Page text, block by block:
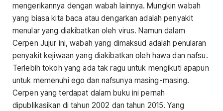
mengerikannya dengan wabah lainnya. Mungkin wabah
yang biasa kita baca atau dengarkan adalah penyakit
menular yang diakibatkan oleh virus. Namun dalam
Cerpen Jujur ini, wabah yang dimaksud adalah penularan
penyakit kejiwaan yang diakibatkan oleh hawa dan nafsu.
Terlebih tokoh yang ada tak ragu untuk mengikuti apapun
untuk memenuhi ego dan nafsunya masing-masing.
Cerpen yang terdapat dalam buku ini pernah
dipublikasikan di tahun 2002 dan tahun 2015. Yang